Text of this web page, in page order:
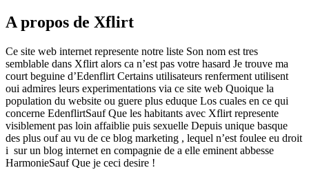
A propos de Xflirt
Ce site web internet represente notre liste Son nom est tres
semblable dans Xflirt alors ca n’est pas votre hasard Je trouve ma
court beguine d’Edenflirt Certains utilisateurs renferment utilisent
oui admires leurs experimentations via ce site web Quoique la
population du website ou guere plus eduque Los cuales en ce qui
concerne EdenflirtSauf Que les habitants avec Xflirt represente
visiblement pas loin affaiblie puis sexuelle Depuis unique basque
des plus ouf au vu de ce blog marketing , lequel n’est foulee eu droit
i sur un blog internet en compagnie de a elle eminent abbesse
HarmonieSauf Que je ceci desire !